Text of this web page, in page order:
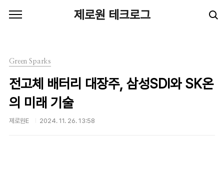
제로원 테크로그
Green Sparks
전고체 배터리 대장주, 삼성SDI와 SK온
의 미래 기술
제로원E 2024. 11. 26. 13:58